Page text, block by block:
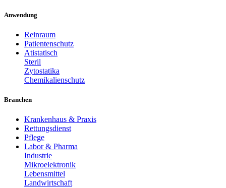
Anwendung
Reinraum
Patientenschutz
Atistatisch
Steril
Zytostatika
Chemikalienschutz
Branchen
Krankenhaus & Praxis
Rettungsdienst
Pflege
Labor & Pharma
Industrie
Mikroelektronik
Lebensmittel
Landwirtschaft